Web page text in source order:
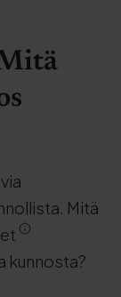
Mitä
kunnosta?